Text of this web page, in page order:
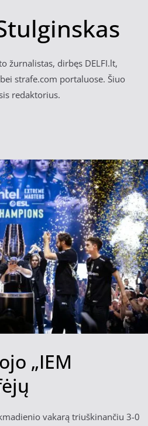
žurnalistas, dirbęs DELFI.lt,
strafe.com portaluose. Šiuo
redaktorius.
„IEM
vakarą triuškinančiu 3-0